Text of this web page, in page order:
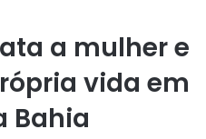
a mulher e
vida em
Bahia